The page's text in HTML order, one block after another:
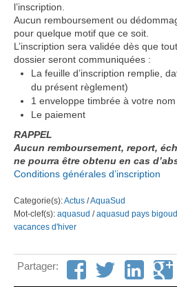
l’inscription.
Aucun remboursement ou
pour quelque motif que ce soit.
L’inscription sera validée dès que
dossier seront communiquées :
La feuille d’inscription remplie,
du présent règlement)
1 enveloppe timbrée à votre
Le paiement
RAPPEL
Aucun remboursement, report,
ne pourra être obtenu en cas
Conditions générales d’inscription
Categorie(s):Actus /AquaSud
Mot-clef(s): aquasud /aquasud pays
vacances d'hiver
Partager: